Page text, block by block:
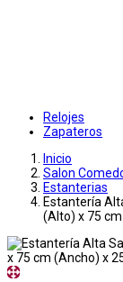
Relojes
Zapateros
Inicio
Salon
Estanterias
Estantería
(Alto) x 75